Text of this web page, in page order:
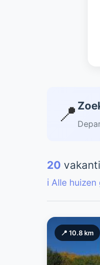
📍
20
ℹ️ Alle
📍 10.8 km